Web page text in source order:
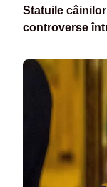
Statuile
controverse